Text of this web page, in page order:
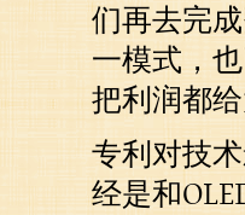
们再去完
一模式，
把利润都
专利对技
经是和